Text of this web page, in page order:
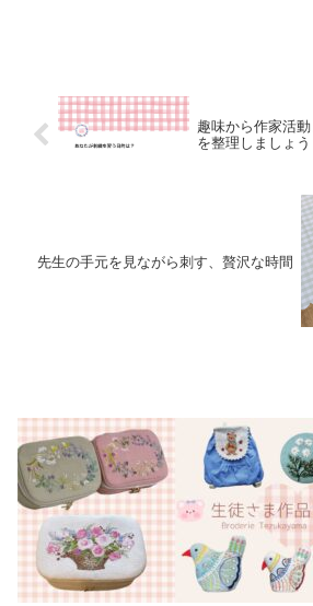
趣味から作家活
を整理しましょう
先生の手元を見ながら刺す、贅沢な時間